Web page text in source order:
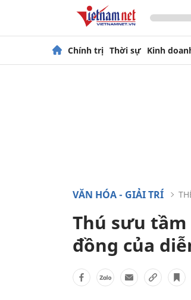
Chính trị Thời sự Kinh
VĂN HÓA - GIẢI TRÍ
Thú sưu
đồng của